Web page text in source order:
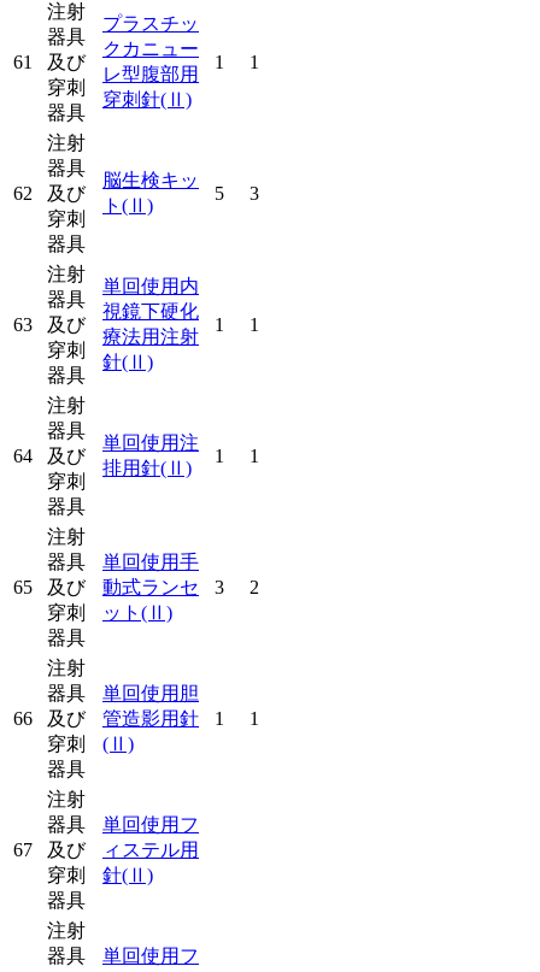
61
注射
器具
及び
穿刺
器具
プラスチッ
クカニュー
レ型腹部用
穿刺針(Ⅱ)
1 1
62
注射
器具
及び
穿刺
器具
脳生検キッ
ト (Ⅱ)
5 3
63
注射
器具
及び
穿刺
器具
単回使用内
視鏡下硬化
療法用注射
針(Ⅱ)
1 1
64
注射
器具
及び
穿刺
器具
単回使用注
排用針(Ⅱ)
1 1
65
注射
器具
及び
穿刺
器具
単回使用手
動式ランセ
ット (Ⅱ)
3 2
66
注射
器具
及び
穿刺
器具
単回使用胆
管造影用針
(Ⅱ)
1 1
67
注射
器具
及び
穿刺
器具
単回使用フ
ィステル用
針(Ⅱ)
注射
器具
単回使用フ